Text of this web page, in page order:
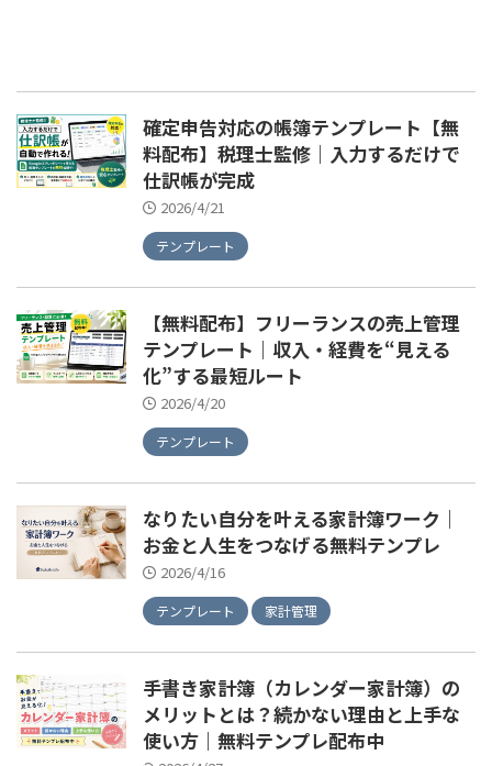
確定申告対応の帳簿テンプレート【無
料配布】税理士監修｜入力するだけで
仕訳帳が完成
2026/4/21
テンプレート
【無料配布】フリーランスの売上管理
テンプレート｜収入・経費を“見える
化”する最短ルート
2026/4/20
テンプレート
なりたい自分を叶える家計簿ワーク｜
お金と人生をつなげる無料テンプレ
2026/4/16
テンプレート 家計管理
手書き家計簿（カレンダー家計簿）の
メリットとは？続かない理由と上手な
使い方｜無料テンプレ配布中